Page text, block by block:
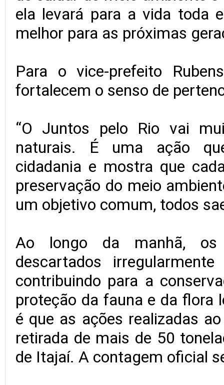
ela levará para a vida toda
melhor para as próximas
Para o vice-prefeito
fortalecem o senso de
“O Juntos pelo Rio vai
naturais. É uma ação
cidadania e mostra que
preservação do meio
um objetivo comum, todos
Ao longo da manhã, os
descartados
contribuindo para a
proteção da fauna e da flora
é que as ações realizadas
retirada de mais de 50
de Itajaí. A contagem oficial